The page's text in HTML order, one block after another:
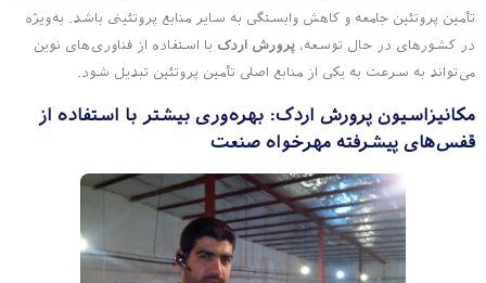
تأمین پروتئین جامعه و کاهش وابستگی به سایر منابع پروتئینی باشد. به‌ویژه
در کشورهای در حال توسعه، پرورش اردک با استفاده از فناوری‌های نوین
می‌تواند به سرعت به یکی از منابع اصلی تأمین پروتئین تبدیل شود.
مکانیزاسیون پرورش اردک: بهره‌وری بیشتر با استفاده از
قفس‌های پیشرفته مهرخواه صنعت